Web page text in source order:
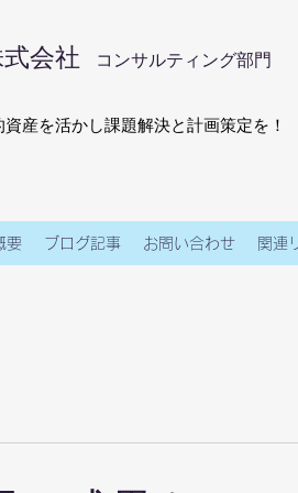
会社 コンサルティング部門
産を活かし課題解決と計画策定を！
要 ブログ記事 お問い合わせ 関連